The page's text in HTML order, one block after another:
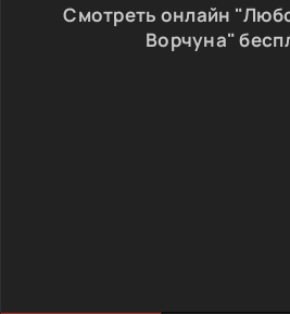
Смотреть онлайн
Ворчуна"